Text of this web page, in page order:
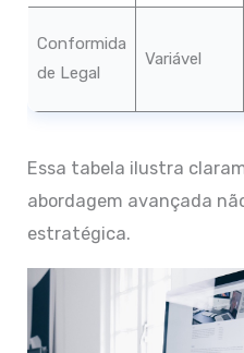
Conformida
de Legal
Variável
Essa tabela ilustra
abordagem avançada
estratégica.